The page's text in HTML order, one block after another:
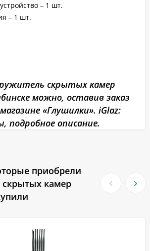
– 1 шт.
– 1 шт.
скрытых камер
можно, оставив заказ
«Глушилки». iGlaz:
подробное описание.
приобрели
камер